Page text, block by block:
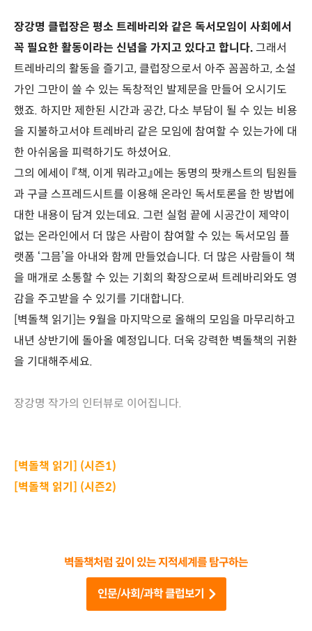
장강명 클럽장은 평소 트레바리와 같은 독서모임이 사회에서
꼭 필요한 활동이라는 신념을 가지고 있다고 합니다.그래서
트레바리의 활동을 즐기고, 클럽장으로서 아주 꼼꼼하고, 소설
가인 그만이 쓸 수 있는 독창적인 발제문을 만들어 오시기도
했죠. 하지만 제한된 시간과 공간, 다소 부담이 될 수 있는 비용
을 지불하고서야 트레바리 같은 모임에 참여할 수 있는가에 대
한 아쉬움을 피력하기도 하셨어요.
그의 에세이 『책, 이게 뭐라고』에는 동명의 팟캐스트의 팀원들
과 구글 스프레드시트를 이용해 온라인 독서토론을 한 방법에
대한 내용이 담겨 있는데요. 그런 실험 끝에 시공간이 제약이
없는 온라인에서 더 많은 사람이 참여할 수 있는 독서모임 플
랫폼 ‘그믐’을 아내와 함께 만들었습니다. 더 많은 사람들이 책
을 매개로 소통할 수 있는 기회의 확장으로써 트레바리와도 영
감을 주고받을 수 있기를 기대합니다.
[벽돌책 읽기]는 9월을 마지막으로 올해의 모임을 마무리하고
내년 상반기에 돌아올 예정입니다. 더욱 강력한 벽돌책의 귀환
을 기대해주세요.
장강명 작가의 인터뷰로 이어집니다.
[벽돌책 읽기] (시즌1)
[벽돌책 읽기] (시즌2)
벽돌책처럼 깊이 있는 지적세계를 탐구하는
인문/사회/과학 클럽보기